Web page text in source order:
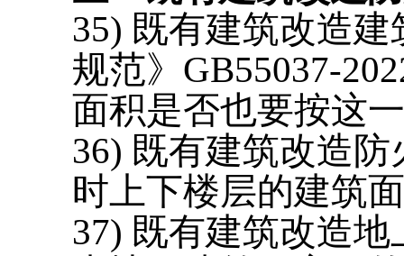
35) 既有建筑改造
规范》GB55037-
面积是否也要按这
36) 既有建筑改造
时上下楼层的建筑
37) 既有建筑改造